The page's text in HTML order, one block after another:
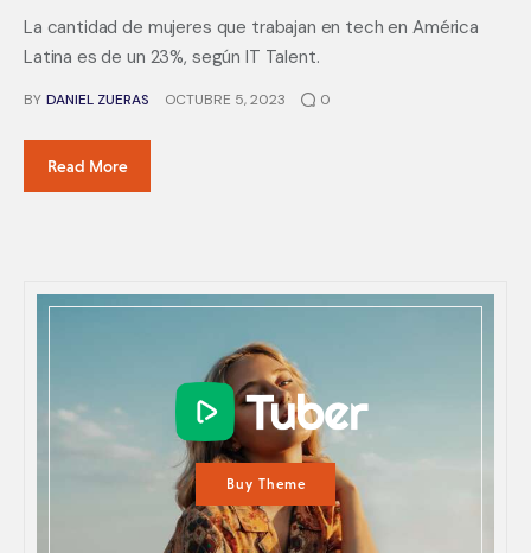
La cantidad de mujeres que trabajan en tech en América
Latina es de un 23%, según IT Talent.
BY DANIEL ZUERAS OCTUBRE 5, 2023 0
Read More
Buy Theme